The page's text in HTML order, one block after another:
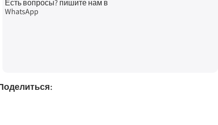
Есть вопросы? пишите нам в
WhatsApp